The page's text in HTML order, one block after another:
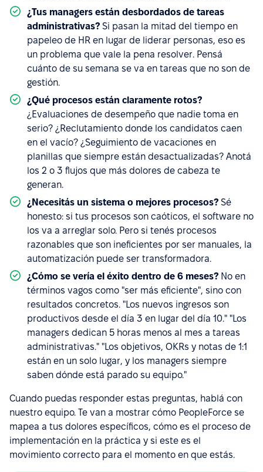
¿Tus managers están desbordados de tareas
administrativas? Si pasan la mitad del tiempo en
papeleo de HR en lugar de liderar personas, eso es
un problema que vale la pena resolver. Pensá
cuánto de su semana se va en tareas que no son de
gestión.
¿Qué procesos están claramente rotos?
¿Evaluaciones de desempeño que nadie toma en
serio? ¿Reclutamiento donde los candidatos caen
en el vacío? ¿Seguimiento de vacaciones en
planillas que siempre están desactualizadas? Anotá
los 2 o 3 flujos que más dolores de cabeza te
generan.
¿Necesitás un sistema o mejores procesos? Sé
honesto: si tus procesos son caóticos, el software no
los va a arreglar solo. Pero si tenés procesos
razonables que son ineficientes por ser manuales, la
automatización puede ser transformadora.
¿Cómo se vería el éxito dentro de 6 meses? No en
términos vagos como "ser más eficiente", sino con
resultados concretos. "Los nuevos ingresos son
productivos desde el día 3 en lugar del día 10." "Los
managers dedican 5 horas menos al mes a tareas
administrativas." "Los objetivos, OKRs y notas de 1:1
están en un solo lugar, y los managers siempre
saben dónde está parado su equipo."
Cuando puedas responder estas preguntas, hablá con
nuestro equipo. Te van a mostrar cómo PeopleForce se
mapea a tus dolores específicos, cómo es el proceso de
implementación en la práctica y si este es el
movimiento correcto para el momento en que estás.